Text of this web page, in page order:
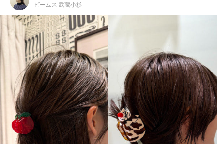
ビームス 武蔵小杉